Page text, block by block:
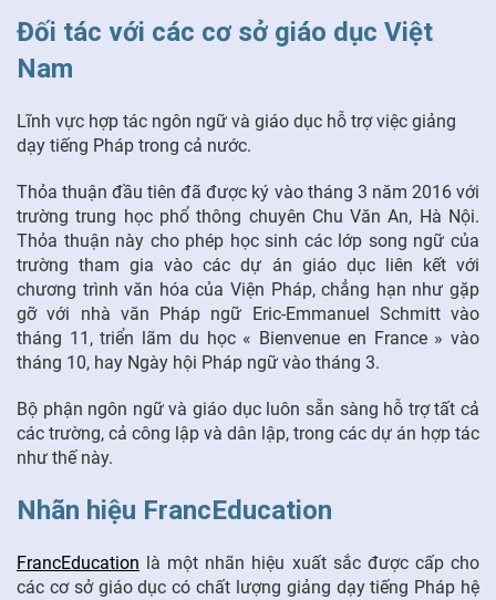
Đối tác với các cơ sở giáo dục Việt
Nam
Lĩnh vực hợp tác ngôn ngữ và giáo dục hỗ trợ việc giảng
dạy tiếng Pháp trong cả nước.
Thỏa thuận đầu tiên đã được ký vào tháng 3 năm 2016 với
trường trung học phổ thông chuyên Chu Văn An, Hà Nội.
Thỏa thuận này cho phép học sinh các lớp song ngữ của
trường tham gia vào các dự án giáo dục liên kết với
chương trình văn hóa của Viện Pháp, chẳng hạn như gặp
gỡ với nhà văn Pháp ngữ Eric-Emmanuel Schmitt vào
tháng 11, triển lãm du học « Bienvenue en France » vào
tháng 10, hay Ngày hội Pháp ngữ vào tháng 3.
Bộ phận ngôn ngữ và giáo dục luôn sẵn sàng hỗ trợ tất cả
các trường, cả công lập và dân lập, trong các dự án hợp tác
như thế này.
Nhãn hiệu FrancEducation
FrancEducation là một nhãn hiệu xuất sắc được cấp cho
các cơ sở giáo dục có chất lượng giảng dạy tiếng Pháp hệ